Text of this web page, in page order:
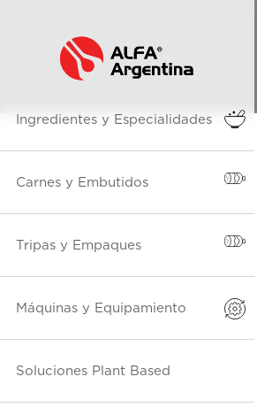
Ingredientes y Especialidades
Carnes y Embutidos
Tripas y Empaques
Máquinas y Equipamiento
Soluciones Plant Based